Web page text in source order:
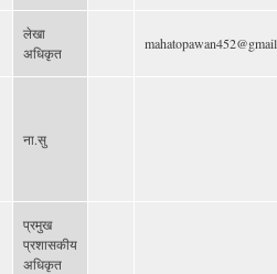
लेखा
अधिकृत
ना.सु
प्रमुख
प्रशासकीय
अधिकृत